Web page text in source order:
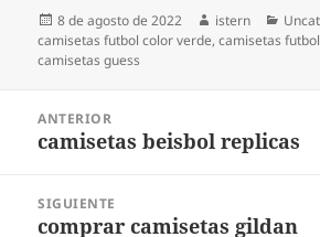
Publicado
el
8 de agosto de 2022 Autor
istern
camisetas futbol color verde,camisetas
camisetas guess
entradas
ANTERIOR
Entrada
camisetas beisbol replicas
SIGUIENTE
Entrada
comprar camisetas gildan